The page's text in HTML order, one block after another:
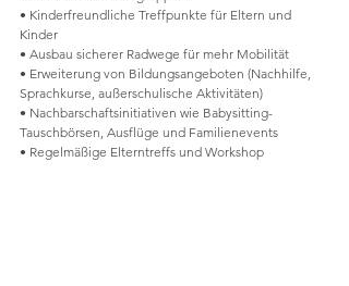
• Kinderfreundliche Treffpunkte für Eltern und
Kinder
• Ausbau sicherer Radwege für mehr Mobilität
• Erweiterung von Bildungsangeboten (Nachhilfe,
Sprachkurse, außerschulische Aktivitäten)
• Nachbarschaftsinitiativen wie Babysitting-
Tauschbörsen, Ausflüge und Familienevents
• Regelmäßige Elterntreffs und Workshop